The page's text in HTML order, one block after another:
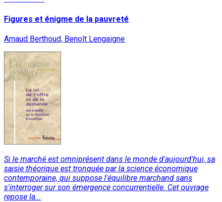
Figures et énigme de la pauvreté
Arnaud Berthoud, Benoît Lengaigne
Si le marché est omniprésent dans le monde d'aujourd'hui, sa
saisie théorique est tronquée par la science économique
contemporaine, qui suppose l'équilibre marchand sans
s'interroger sur son émergence concurrentielle. Cet ouvrage
repose la...